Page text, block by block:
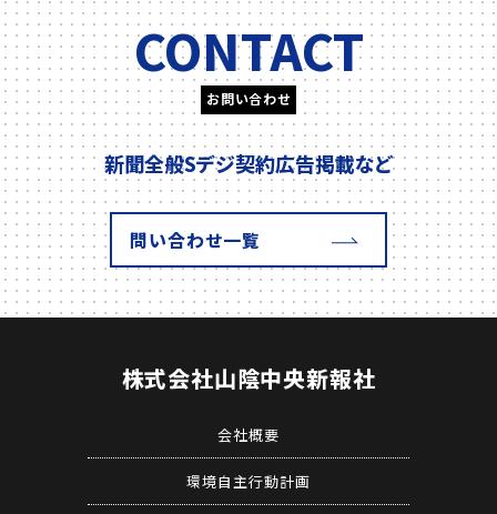
CONTACT
お問い合わせ
新聞全般Sデジ契約広告掲載など
問い合わせ一覧
株式会社山陰中央新報社
会社概要
環境自主行動計画